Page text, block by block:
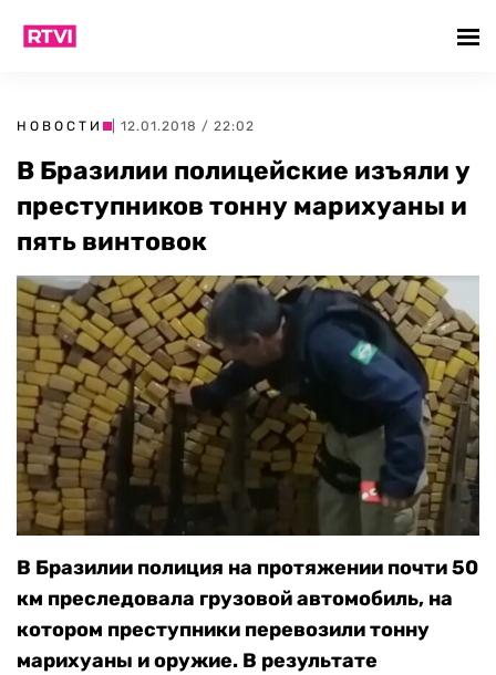
НОВОСТИ | 12.01.2018 / 22:02
В Бразилии полицейские изъяли у
преступников тонну марихуаны и
пять винтовок
В Бразилии полиция на протяжении почти 50
км преследовала грузовой автомобиль, на
котором преступники перевозили тонну
марихуаны и оружие. В результате